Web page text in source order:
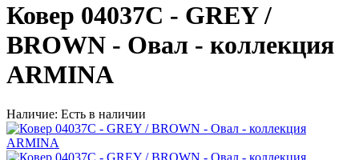
Ковер 04037C - GREY /
BROWN - Овал - коллекция
ARMINA
Наличие: Есть в наличии